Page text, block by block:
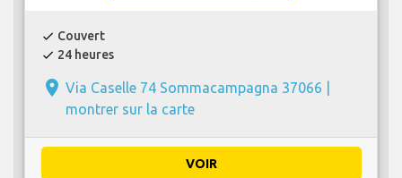
check Couvert
check 24 heures
place Via Caselle 74 Sommacampagna 37066 |
montrer sur la carte
VOIR